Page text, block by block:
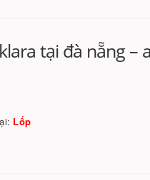
tại đà nẵng –
Lốp